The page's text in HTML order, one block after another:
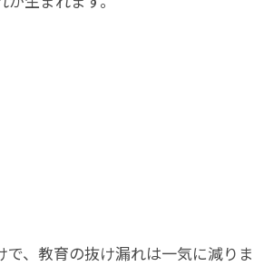
で、教育の抜け漏れは一気に減りま